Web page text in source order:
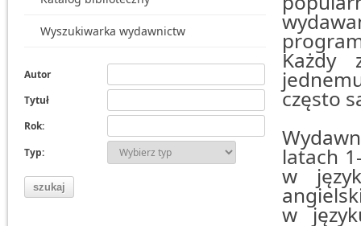
Wyszukiwarka wydawnictw
Autor
Tytuł
Rok:
Typ:
Każdy
często
latach
w
w